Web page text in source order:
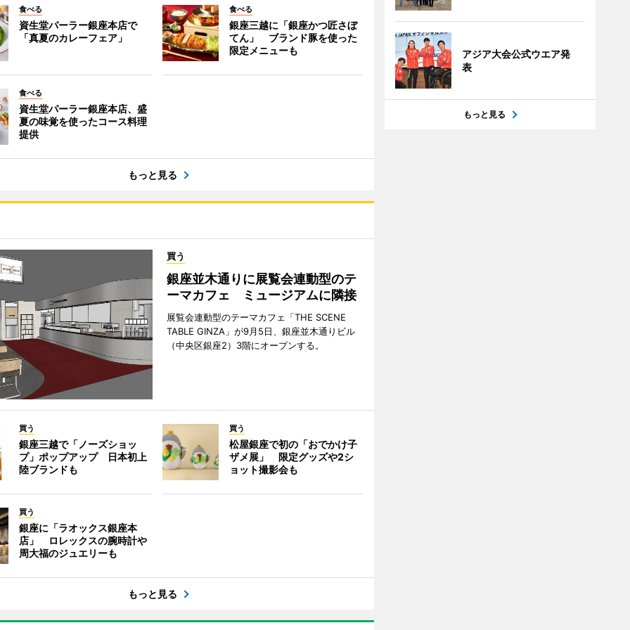
食べる
資生堂パーラー銀座本店で
「真夏のカレーフェア」
食べる
銀座三越に「銀座かつ匠さぼ
てん」 ブランド豚を使った
限定メニューも
食べる
資生堂パーラー銀座本店、盛
夏の味覚を使ったコース料理
提供
もっと見る
買う
銀座並木通りに展覧会連動型のテ
ーマカフェ ミュージアムに隣接
展覧会連動型のテーマカフェ「THE SCENE
TABLE GINZA」が9月5日、銀座並木通りビル
（中央区銀座2）3階にオープンする。
買う
銀座三越で「ノーズショッ
プ」ポップアップ 日本初上
陸ブランドも
買う
松屋銀座で初の「おでかけ子
ザメ展」 限定グッズや2シ
ョット撮影会も
買う
銀座に「ラオックス銀座本
店」 ロレックスの腕時計や
周大福のジュエリーも
もっと見る
アジア大会公式ウエア発
表
もっと見る